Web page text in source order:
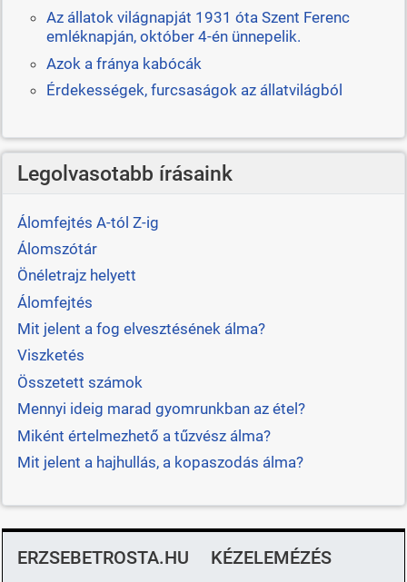
Az állatok világnapját 1931 óta Szent Ferenc
emléknapján, október 4-én ünnepelik.
Azok a fránya kabócák
Érdekességek, furcsaságok az állatvilágból
Legolvasotabb írásaink
Álomfejtés A-tól Z-ig
Álomszótár
Önéletrajz helyett
Álomfejtés
Mit jelent a fog elvesztésének álma?
Viszketés
Összetett számok
Mennyi ideig marad gyomrunkban az étel?
Miként értelmezhető a tűzvész álma?
Mit jelent a hajhullás, a kopaszodás álma?
ERZSEBETROSTA.HU KÉZELEMÉZÉS